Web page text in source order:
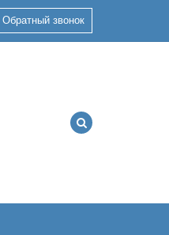
Обратный звонок